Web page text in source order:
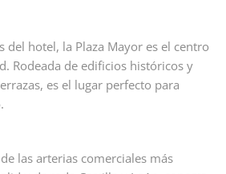
del hotel, la Plaza Mayor es el centro
Rodeada de edificios históricos y
es el lugar perfecto para
las arterias comerciales más